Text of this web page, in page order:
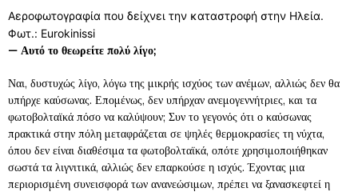
Αεροφωτογραφία που δείχνει την καταστροφή στην Ηλεία.
Φωτ.: Eurokinissi
— Αυτό το θεωρείτε πολύ λίγο;
Ναι, δυστυχώς λίγο, λόγω της μικρής ισχύος των ανέμων, αλλιώς δεν θα
υπήρχε καύσωνας. Επομένως, δεν υπήρχαν ανεμογεννήτριες, και τα
φωτοβολταϊκά πόσο να καλύψουν; Συν το γεγονός ότι ο καύσωνας
πρακτικά στην πόλη μεταφράζεται σε ψηλές θερμοκρασίες τη νύχτα,
όπου δεν είναι διαθέσιμα τα φωτοβολταϊκά, οπότε χρησιμοποιήθηκαν
σωστά τα λιγνιτικά, αλλιώς δεν επαρκούσε η ισχύς. Έχοντας μια
περιορισμένη συνεισφορά των ανανεώσιμων, πρέπει να ξανασκεφτεί η